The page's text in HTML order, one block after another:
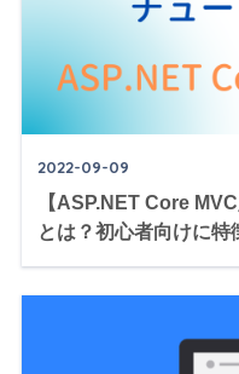
2022-09-09
【ASP.NET Core
とは？初心者向けに特